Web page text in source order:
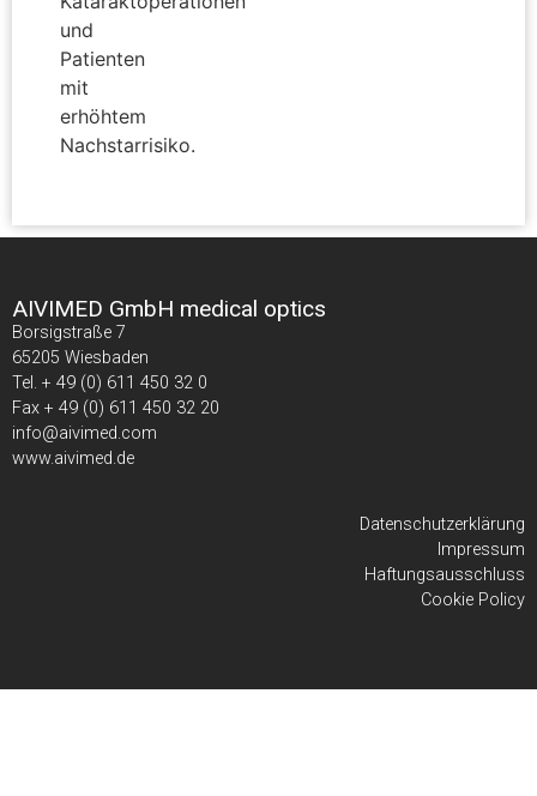
und
Patienten
mit
erhöhtem
Nachstarrisiko.
AIVIMED GmbH medical optics
Borsigstraße 7
65205 Wiesbaden
Tel. + 49 (0) 611 450 32 0
Fax + 49 (0) 611 450 32 20
info@aivimed.com
www.aivimed.de
Datenschutzerklärung
Impressum
Haftungsausschluss
Cookie Policy